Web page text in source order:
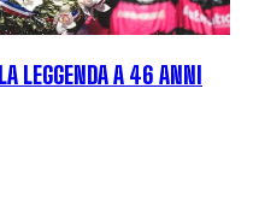
LEGGENDA A 46 ANNI